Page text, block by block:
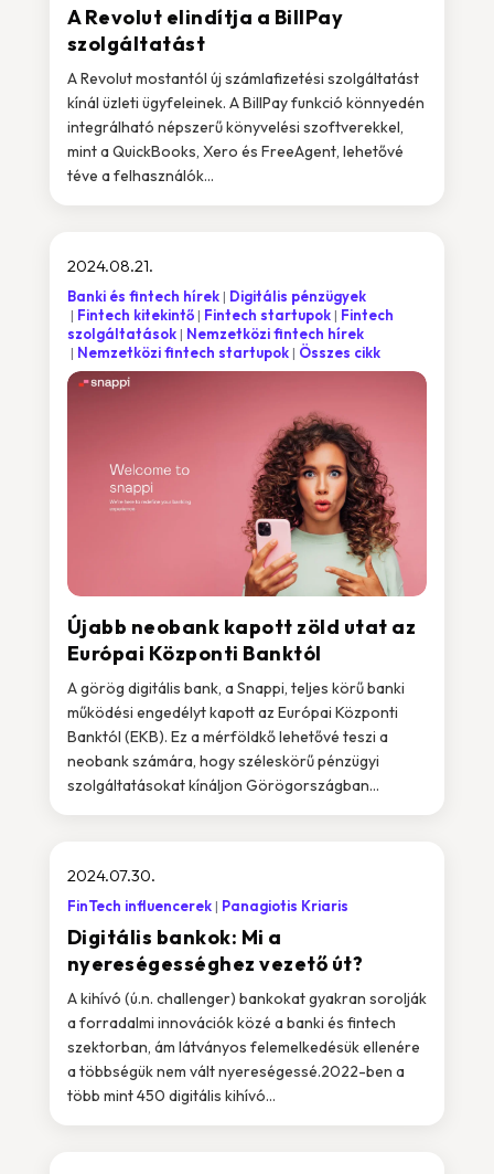
A Revolut elindítja a BillPay
szolgáltatást
A Revolut mostantól új számlafizetési szolgáltatást
kínál üzleti ügyfeleinek. A BillPay funkció könnyedén
integrálható népszerű könyvelési szoftverekkel,
mint a QuickBooks, Xero és FreeAgent, lehetővé
téve a felhasználók...
Újabb neobank kapott zöld utat az
Európai Központi Banktól
2024.08.21.
Banki és fintech hírek
Digitális pénzügyek
Fintech kitekintő
Fintech startupok
Fintech
szolgáltatások
Nemzetközi fintech hírek
Nemzetközi fintech startupok
Összes cikk
A görög digitális bank, a Snappi, teljes körű banki
működési engedélyt kapott az Európai Központi
Banktól (EKB). Ez a mérföldkő lehetővé teszi a
neobank számára, hogy széleskörű pénzügyi
szolgáltatásokat kínáljon Görögországban...
Digitális bankok: Mi a
nyereségességhez vezető út?
2024.07.30.
FinTech influencerek Panagiotis Kriaris
A kihívó (ú.n. challenger) bankokat gyakran sorolják
a forradalmi innovációk közé a banki és fintech
szektorban, ám látványos felemelkedésük ellenére
a többségük nem vált nyereségessé.2022-ben a
több mint 450 digitális kihívó...